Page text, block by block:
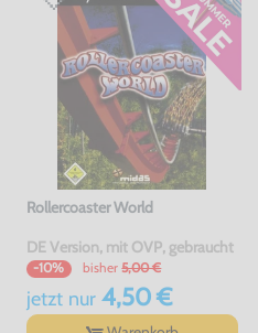
Rollercoaster World
DE Version, mit OVP, gebraucht
-10% bisher 5,00 €
jetzt nur4,50 €